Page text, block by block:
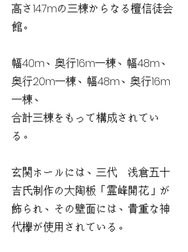
高さ14.7mの三棟からなる檀信徒会
館。
幅40m、奥行16m一棟、幅48m、
奥行20m一棟、幅48m、奥行16m
一棟、
合計三棟をもって構成されてい
る。
玄関ホールには、三代 浅倉五十
吉氏制作の大陶板「霊峰開花」が
飾られ、その壁面には、貴重な神
代欅が使用されている。